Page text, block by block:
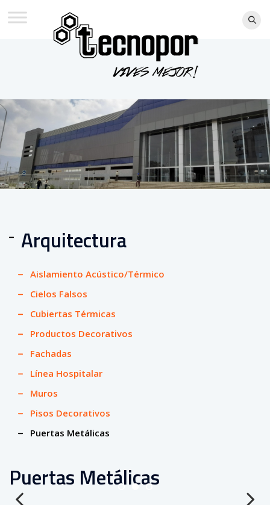
Arquitectura
Aislamiento Acústico/Térmico
Cielos Falsos
Cubiertas Térmicas
Productos Decorativos
Fachadas
Línea Hospitalar
Muros
Pisos Decorativos
Puertas Metálicas
Puertas Metálicas